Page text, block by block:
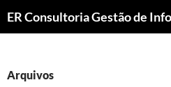
CONTEÚDO
Arquivos